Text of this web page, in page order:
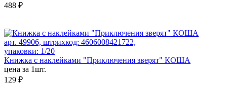
488 ₽
арт. 49906, штрихкод: 4606008421722,
упаковки: 1/20
Книжка с наклейками "Приключения зверят" КОША
цена за 1шт.
129 ₽